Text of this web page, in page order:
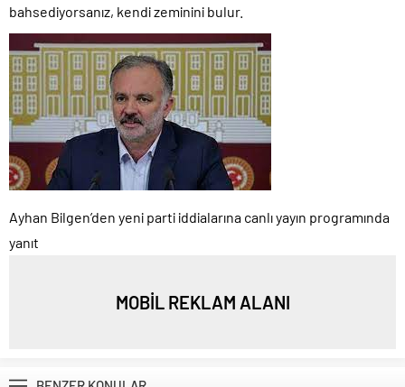
bahsediyorsanız, kendi zeminini bulur.
Ayhan Bilgen’den yeni parti iddialarına canlı yayın programında
yanıt
MOBİL REKLAM ALANI